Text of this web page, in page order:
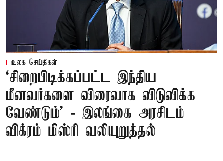
உலக செய்திகள்
‘சிறைபிடிக்கப்பட்ட இந்திய
மீனவர்களை விரைவாக விடுவிக்க
வேண்டும்' - இலங்கை அரசிடம்
விக்ரம் மிஸ்ரி வலியுறுத்தல்